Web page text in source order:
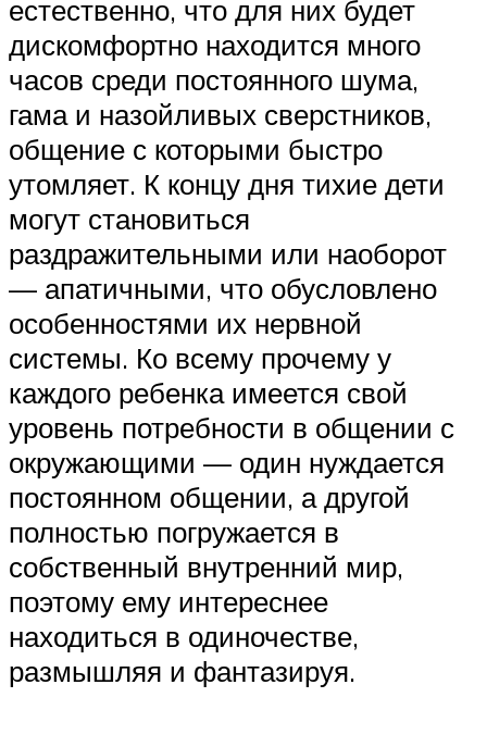
естественно, что для них будет
дискомфортно находится много
часов среди постоянного шума,
гама и назойливых сверстников,
общение с которыми быстро
утомляет. К концу дня тихие дети
могут становиться
раздражительными или наоборот
— апатичными, что обусловлено
особенностями их нервной
системы. Ко всему прочему у
каждого ребенка имеется свой
уровень потребности в общении с
окружающими — один нуждается
постоянном общении, а другой
полностью погружается в
собственный внутренний мир,
поэтому ему интереснее
находиться в одиночестве,
размышляя и фантазируя.